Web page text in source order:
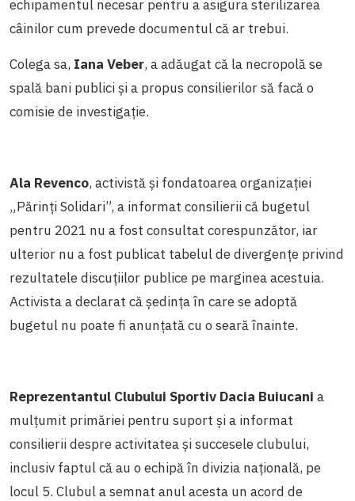
echipamentul necesar pentru a asigura sterilizarea
câinilor cum prevede documentul că ar trebui.
Colega sa, Iana Veber, a adăugat că la necropolă se
spală bani publici și a propus consilierilor să facă o
comisie de investigație.
Ala Revenco, activistă și fondatoarea organizației
„Părinți Solidari”, a informat consilierii că bugetul
pentru 2021 nu a fost consultat corespunzător, iar
ulterior nu a fost publicat tabelul de divergențe privind
rezultatele discuțiilor publice pe marginea acestuia.
Activista a declarat că ședința în care se adoptă
bugetul nu poate fi anunțată cu o seară înainte.
Reprezentantul Clubului Sportiv Dacia Buiucani a
mulțumit primăriei pentru suport și a informat
consilierii despre activitatea și succesele clubului,
inclusiv faptul că au o echipă în divizia națională, pe
locul 5. Clubul a semnat anul acesta un acord de